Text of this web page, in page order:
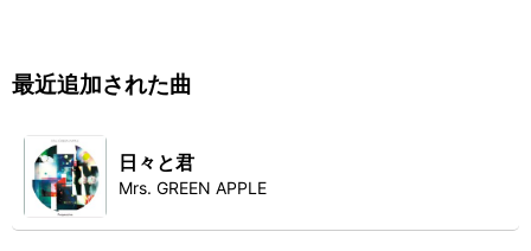
最近追加された曲
日々と君
Mrs. GREEN APPLE